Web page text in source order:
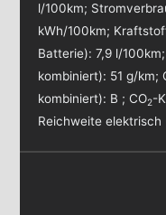
l/100km;
kWh/100km;
Batterie):7,9 l/100km
kombiniert): 51 g/km;
kombiniert): B ;CO2-
Reichweite elektrisch